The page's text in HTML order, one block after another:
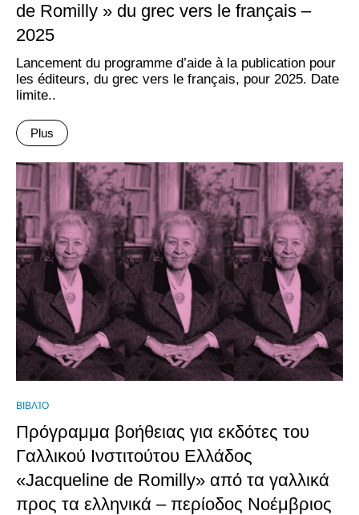
de Romilly » du grec vers le français –
2025
Lancement du programme d’aide à la publication pour
les éditeurs, du grec vers le français, pour 2025. Date
limite..
Plus
ΒΙΒΛΊΟ
Πρόγραμμα βοήθειας για εκδότες του
Γαλλικού Ινστιτούτου Ελλάδος
«Jacqueline de Romilly» από τα γαλλικά
προς τα ελληνικά – περίοδος Νοέμβριος